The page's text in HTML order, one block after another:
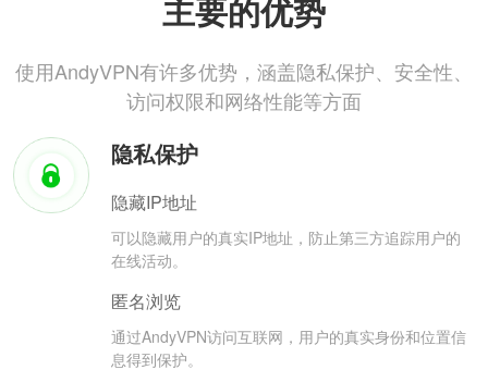
主要的优势
使用AndyVPN有许多优势，涵盖隐私保护、安全性、
访问权限和网络性能等方面
隐私保护
隐藏IP地址
可以隐藏用户的真实IP地址，防止第三方追踪用户的
在线活动。
匿名浏览
通过AndyVPN访问互联网，用户的真实身份和位置信
息得到保护。